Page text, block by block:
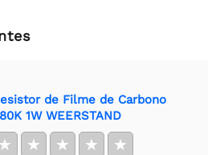
de Filme de Carbono
1W WEERSTAND
★ ★ ★ ★ ★